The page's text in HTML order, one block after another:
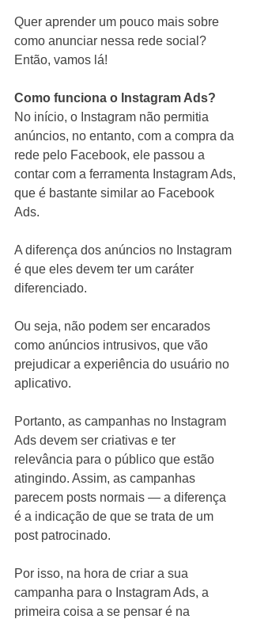
Quer aprender um pouco mais sobre
como anunciar nessa rede social?
Então, vamos lá!
Como funciona o Instagram Ads?
No início, o Instagram não permitia
anúncios, no entanto, com a compra da
rede pelo Facebook, ele passou a
contar com a ferramenta Instagram Ads,
que é bastante similar ao Facebook
Ads.
A diferença dos anúncios no Instagram
é que eles devem ter um caráter
diferenciado.
Ou seja, não podem ser encarados
como anúncios intrusivos, que vão
prejudicar a experiência do usuário no
aplicativo.
Portanto, as campanhas no Instagram
Ads devem ser criativas e ter
relevância para o público que estão
atingindo. Assim, as campanhas
parecem posts normais — a diferença
é a indicação de que se trata de um
post patrocinado.
Por isso, na hora de criar a sua
campanha para o Instagram Ads, a
primeira coisa a se pensar é na